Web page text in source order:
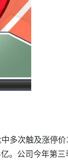
多次触及涨停价
。公司今年第三